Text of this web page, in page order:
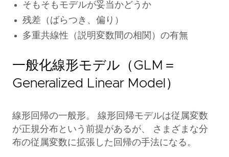
そもそもモデルが妥当かどうか
残差（ばらつき、偏り）
多重共線性（説明変数間の相関）の有無
一般化線形モデル（GLM＝
Generalized Linear Model）
線形回帰の一般形。 線形回帰モデルは従属変数
が正規分布という前提があるが、 さまざまな分
布の従属変数に拡張した回帰の手法になる。